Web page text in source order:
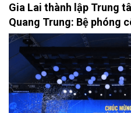
Gia Lai thành lập Trung
Quang Trung: Bệ phóng